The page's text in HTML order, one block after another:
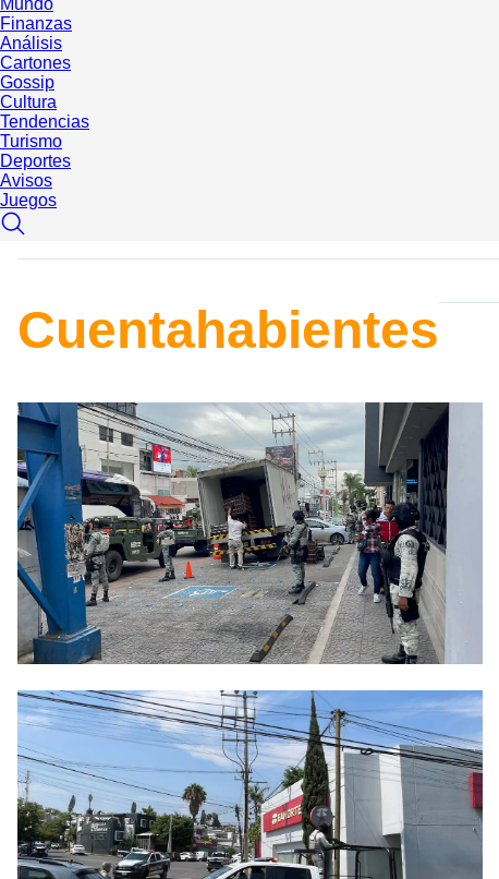
Finanzas
Análisis
Cartones
Gossip
Cultura
Tendencias
Turismo
Deportes
Avisos
Juegos
Cuentahabientes